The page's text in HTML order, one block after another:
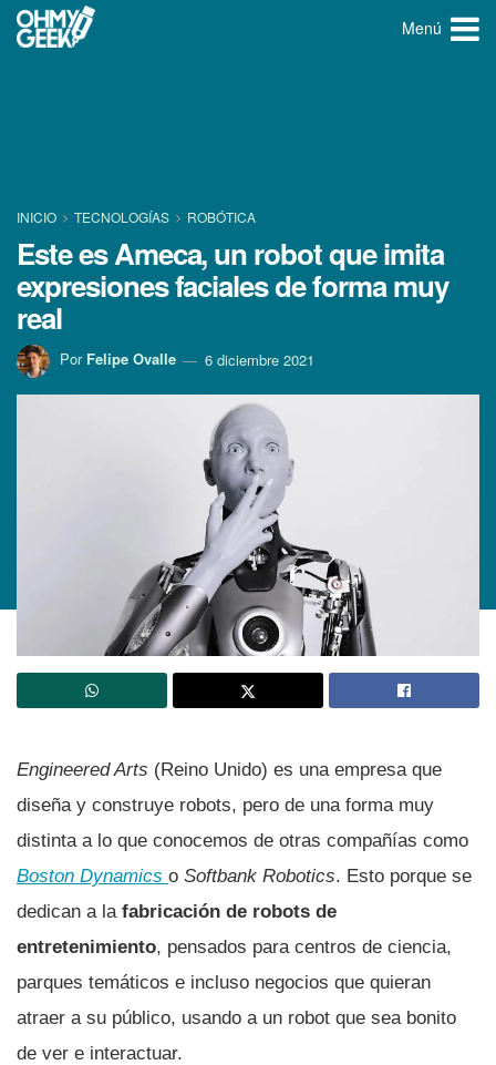
Menú
INICIO TECNOLOGÍ­AS ROBÓTICA
Este es Ameca, un robot que imita
expresiones faciales de forma muy
real
Por Felipe Ovalle 6 diciembre 2021
Engineered Arts (Reino Unido) es una empresa que
diseña y construye robots, pero de una forma muy
distinta a lo que conocemos de otras compañías como
Boston Dynamics o Softbank Robotics. Esto porque se
dedican a la fabricación de robots de
entretenimiento, pensados para centros de ciencia,
parques temáticos e incluso negocios que quieran
atraer a su público, usando a un robot que sea bonito
de ver e interactuar.